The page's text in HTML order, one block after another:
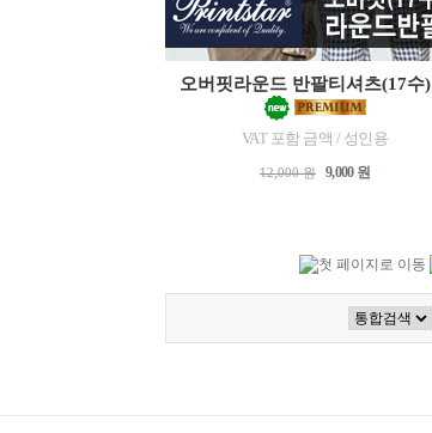
오버핏라운드 반팔티셔츠(17수)
VAT 포함 금액 / 성인용
12,000 원 9,000 원